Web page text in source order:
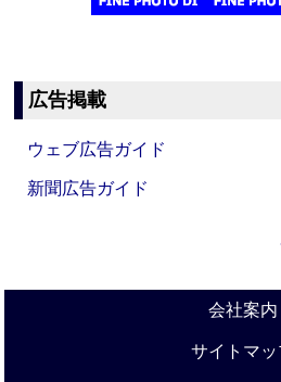
広告掲載
ウェブ広告ガイド
新聞広告ガイド
会社案内
サイトマッ